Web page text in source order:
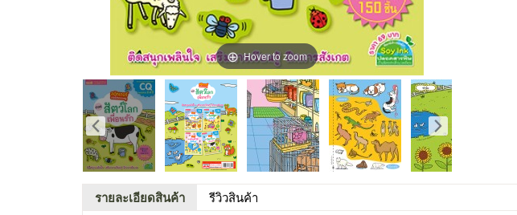
Hover to zoom
รายละเอียดสินค้า รีวิวสินค้า